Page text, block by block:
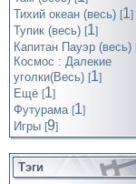
Тихий океан (весь) [1]
Тупик (весь) [1]
Капитан Пауэр (весь)
Космос : Далекие
уголки(Весь) [1]
Ещё [1]
Футурама [1]
Игры [9]
Тэги